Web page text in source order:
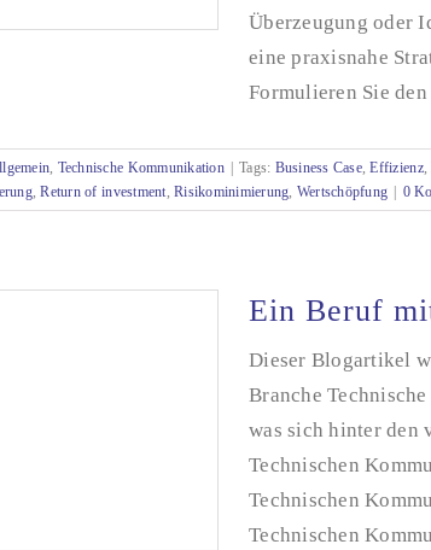
sichtbar machen:
überzeugen
Überzeugung oder
eine praxisnahe
Formulieren Sie
, Technische Kommunikation Tags: Business Case,Effizienz,
,Return of investment,Risikominimierung, Wertschöpfung 0
Ein Beruf
Dieser Blogartikel
Branche
was sich hinter den
Technischen
Technischen
Technischen